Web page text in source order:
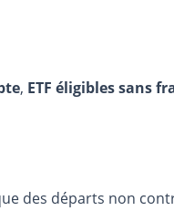
, ETF éligibles sans
des départs non